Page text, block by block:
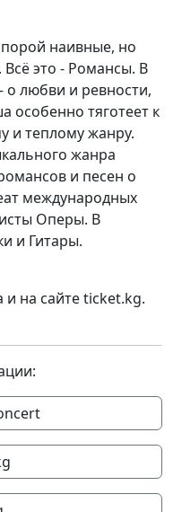
наивные, но
это - Романсы. В
о любви и ревности,
особенно тяготеет к
и теплому жанру.
жанра
и песен о
международных
Оперы. В
и Гитары.
и на сайте ticket.kg.